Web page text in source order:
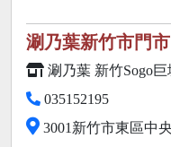
涮乃葉新竹市門市
涮乃葉 新竹Sogo
035152195
3001新竹市東區中